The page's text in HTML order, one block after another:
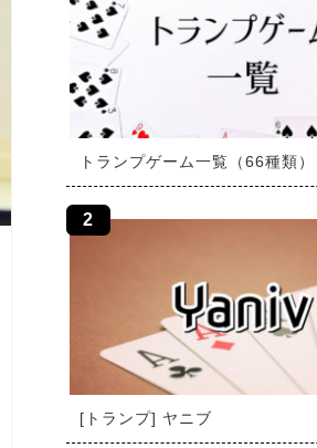
トランプゲーム一覧（66種類）
[トランプ] ヤニブ